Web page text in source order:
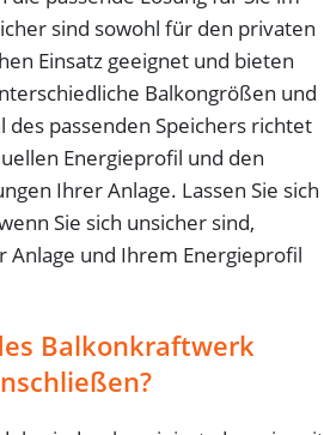
sind sowohl für den privaten
Einsatz geeignet und bieten
Balkongrößen und
des passenden Speichers richtet
Energieprofil und den
Ihrer Anlage. Lassen Sie sich
Sie sich unsicher sind,
Anlage und Ihrem Energieprofil
Balkonkraftwerk